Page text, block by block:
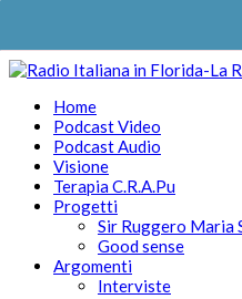
Home
Podcast Video
Podcast Audio
Visione
Terapia C.R.A.Pu
Progetti
Sir Ruggero Maria
Good sense
Argomenti
Interviste